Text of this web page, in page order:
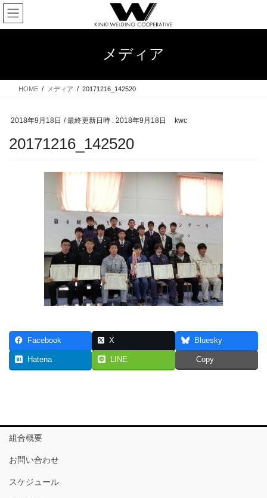
コ
ン
テ
ス
ナ
ビ
ゲ
ン
メディア
HOME メディア 20171216_142520
2018年9月18日 / 最終更新日時 : 2018年9月18日 kwc
20171216_142520
Facebook X Bluesky
Hatena LINE Copy
組合概要
お問い合わせ
スケジュール